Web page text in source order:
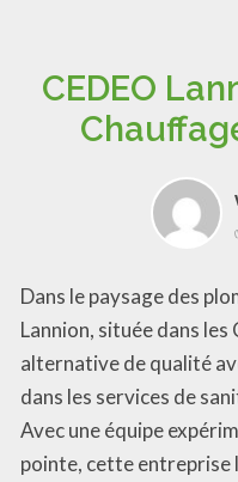
CEDEO
Dans le paysage des
Lannion, située dans
alternative de qualité
dans les services de
Avec une équipe
pointe, cette entreprise